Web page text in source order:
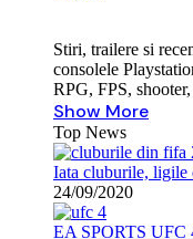
Stiri, trailere si
consolele
RPG, FPS,
Show More
Top News
Iata cluburile, ligile
24/09/2020
EA SPORTS UFC